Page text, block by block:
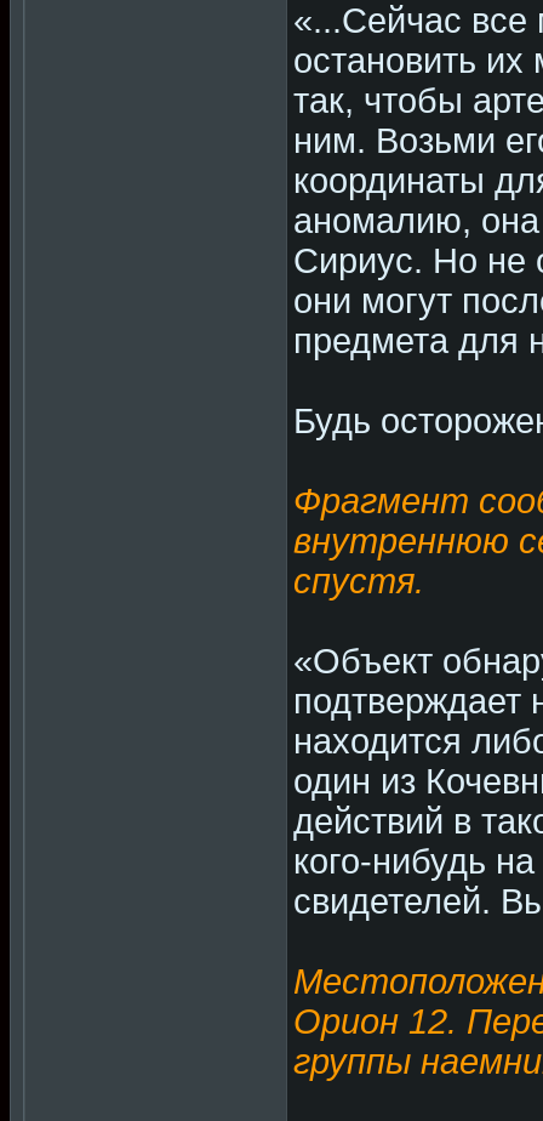
«...Сейчас
остановить
так, чтобы
ним. Возьми
координаты
аномалию, она
Сириус. Но не
они могут
предмета для
Будь
Фрагмент
внутреннюю
спустя.
«Объект
подтверждает
находится
один из
действий в
кого-нибудь
свидетелей.
Орион 12.
группы